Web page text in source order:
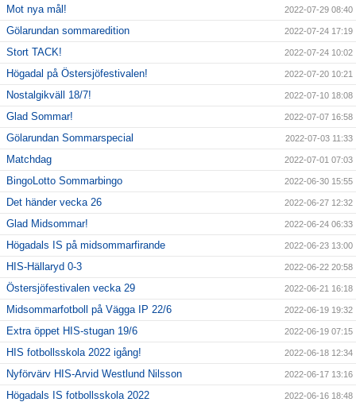
Mot nya mål! 2022-07-29 08:40
Gölarundan sommaredition 2022-07-24 17:19
Stort TACK! 2022-07-24 10:02
Högadal på Östersjöfestivalen! 2022-07-20 10:21
Nostalgikväll 18/7! 2022-07-10 18:08
Glad Sommar! 2022-07-07 16:58
Gölarundan Sommarspecial 2022-07-03 11:33
Matchdag 2022-07-01 07:03
BingoLotto Sommarbingo 2022-06-30 15:55
Det händer vecka 26 2022-06-27 12:32
Glad Midsommar! 2022-06-24 06:33
Högadals IS på midsommarfirande 2022-06-23 13:00
HIS-Hällaryd 0-3 2022-06-22 20:58
Östersjöfestivalen vecka 29 2022-06-21 16:18
Midsommarfotboll på Vägga IP 22/6 2022-06-19 19:32
Extra öppet HIS-stugan 19/6 2022-06-19 07:15
HIS fotbollsskola 2022 igång! 2022-06-18 12:34
Nyförvärv HIS-Arvid Westlund Nilsson 2022-06-17 13:16
Högadals IS fotbollsskola 2022 2022-06-16 18:48